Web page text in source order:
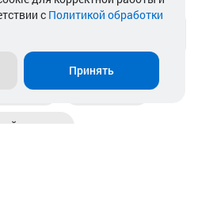
выдачи Магазины
расчет
с Политикой обработки
Принять